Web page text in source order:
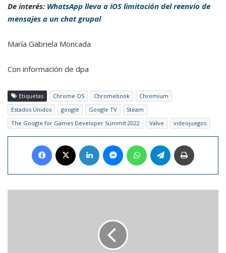
De interés: WhatsApp lleva a iOS limitación del reenvío de
mensajes a un chat grupal
María Gabriela Moncada
Con información de dpa
Etiquetas Chrome OS Chromebook
Chromium
Estados Unidos
google Google TV
Steam
The Google for Games Developer Summit 2022
Valve videojuegos
Facebook LinkedIn MessengerWhatsAppTelegram